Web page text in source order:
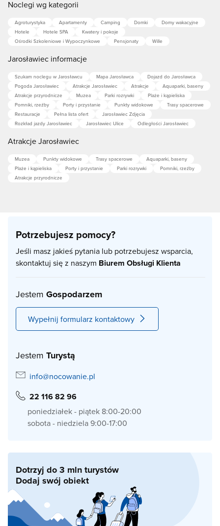
Noclegi wg kategorii
Agroturystyka Apartamenty Camping Domki
Domy wakacyjne
Hotele
Hotele SPA
Kwatery i pokoje
Ośrodki Szkoleniowe i Wypoczynkowe
Pensjonaty Wille
Jarosławiec informacje
Szukam noclegu w Jarosławcu Mapa Jarosławca
Dojazd do Jarosławca
Pogoda Jarosławiec
Atrakcje Jarosławiec Atrakcje
Aquaparki, baseny
Atrakcje przyrodnicze
Muzea Parki rozrywki
Plaże i kąpieliska
Pomniki, rzeźby
Porty i przystanie Punkty widokowe
Trasy spacerowe
Restauracje
Pełna lista ofert
Jarosławiec Zdjęcia
Rozkład jazdy Jarosławiec
Jarosławiec Ulice Odległości Jarosławiec
Atrakcje Jarosławiec
Muzea Punkty widokowe Trasy spacerowe
Aquaparki, baseny
Plaże i kąpieliska
Porty i przystanie Parki rozrywki
Pomniki, rzeźby
Atrakcje przyrodnicze
Potrzebujesz pomocy?
Jeśli masz jakieś pytania lub potrzebujesz wsparcia,
skontaktuj się z naszym Biurem Obsługi Klienta
Jestem Gospodarzem
Wypełnij formularz kontaktowy
Jestem Turystą
info@nocowanie.pl
22 116 82 96
poniedziałek - piątek 8:00-20:00
sobota - niedziela 9:00-17:00
Dotrzyj do 3 mln turystów
Dodaj swój obiekt